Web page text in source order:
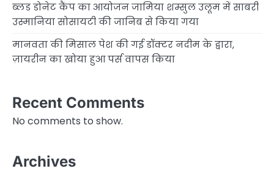
ब्लड डोनेट कैंप का आयोजन जामिया शम्सुल उलूम में साबरी
उस्मानिया सोसायटी की जानिब से किया गया
मानवता की मिसाल पेश की गई डॉक्टर नदीम के द्वारा,
ज़ायरीन का खोया हुआ पर्स वापस किया
Recent Comments
No comments to show.
Archives